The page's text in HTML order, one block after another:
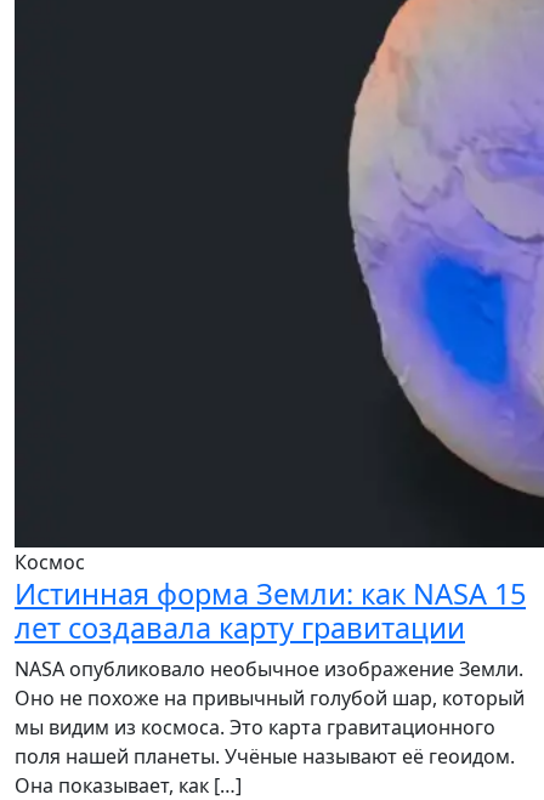
Космос
Истинная форма Земли: как NASA 15
лет создавала карту гравитации
NASA опубликовало необычное изображение Земли.
Оно не похоже на привычный голубой шар, который
мы видим из космоса. Это карта гравитационного
поля нашей планеты. Учёные называют её геоидом.
Она показывает, как […]